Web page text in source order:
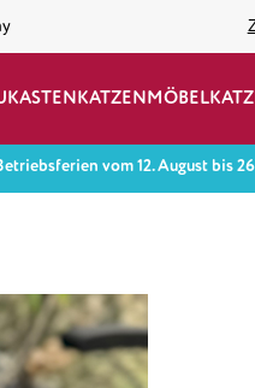
KATZENMÖBEL
vom 12. August bis